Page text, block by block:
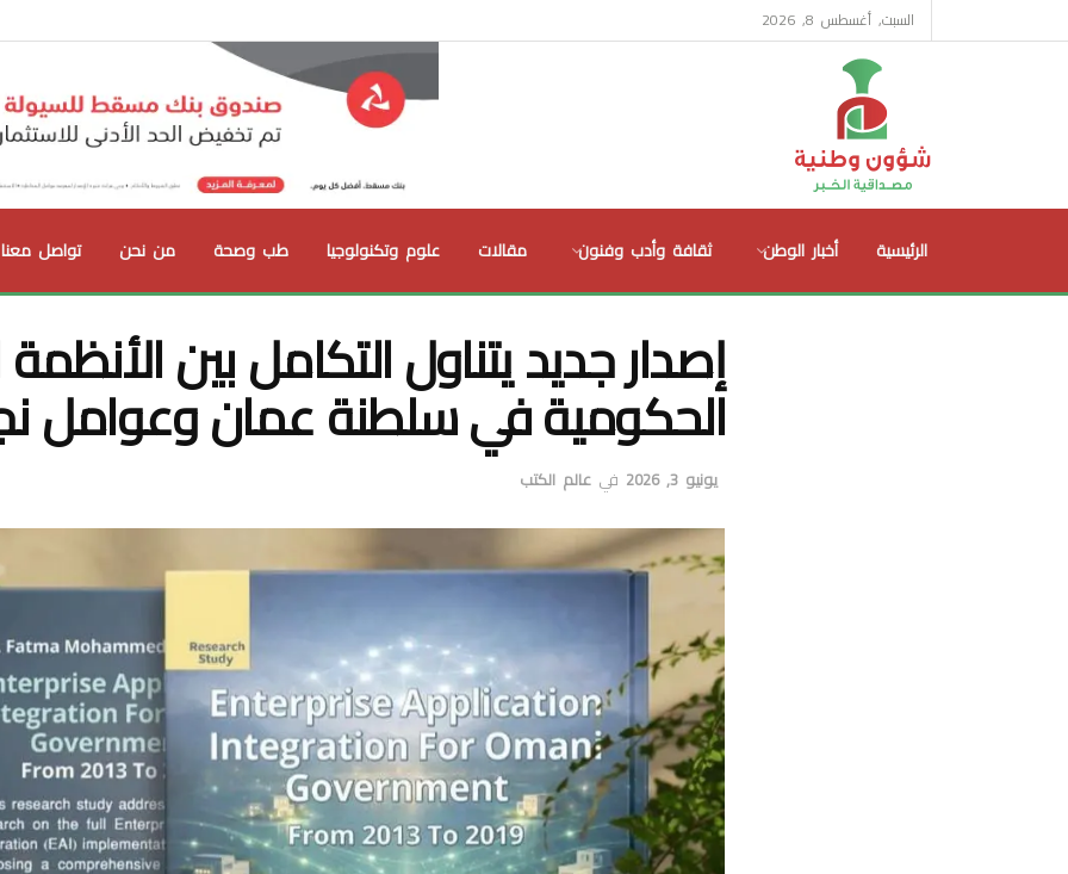
السبت, أغسطس 8, 2026
الرئيسية أخبار الوطن ثقافة وأدب وفنون مقالات علوم وتكنولوجيا طب وصحة من نحن تواصل معنا
إصدار جديد يتناول التكامل بين الأنظمة
الحكومية في سلطنة عمان وعوامل
يونيو 3, 2026 في عالم الكتب